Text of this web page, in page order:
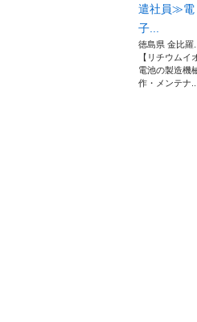
遣社員≫電
子...
徳島県 金比羅...
【リチウムイ
電池の製造機
作・メンテナ...